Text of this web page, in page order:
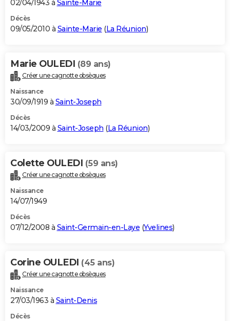
02/04/1943 à Sainte-Marie
Décès
09/05/2010 à Sainte-Marie (La Réunion)
Marie OULEDI (89 ans)
Créer une cagnotte obsèques
Naissance
30/09/1919 à Saint-Joseph
Décès
14/03/2009 à Saint-Joseph (La Réunion)
Colette OULEDI (59 ans)
Créer une cagnotte obsèques
Naissance
14/07/1949
Décès
07/12/2008 à Saint-Germain-en-Laye (Yvelines)
Corine OULEDI (45 ans)
Créer une cagnotte obsèques
Naissance
27/03/1963 à Saint-Denis
Décès